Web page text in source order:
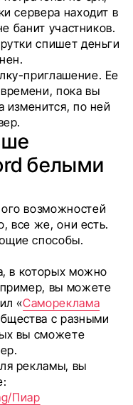
сервера находит в
банит участников.
спишет деньги
приглашение. Ее
пока вы
изменится, по ней
белыми
возможностей
все же, они есть.
способы.
в которых можно
вы можете
ил «Самореклама
с разными
вы сможете
рекламы, вы
Пиар